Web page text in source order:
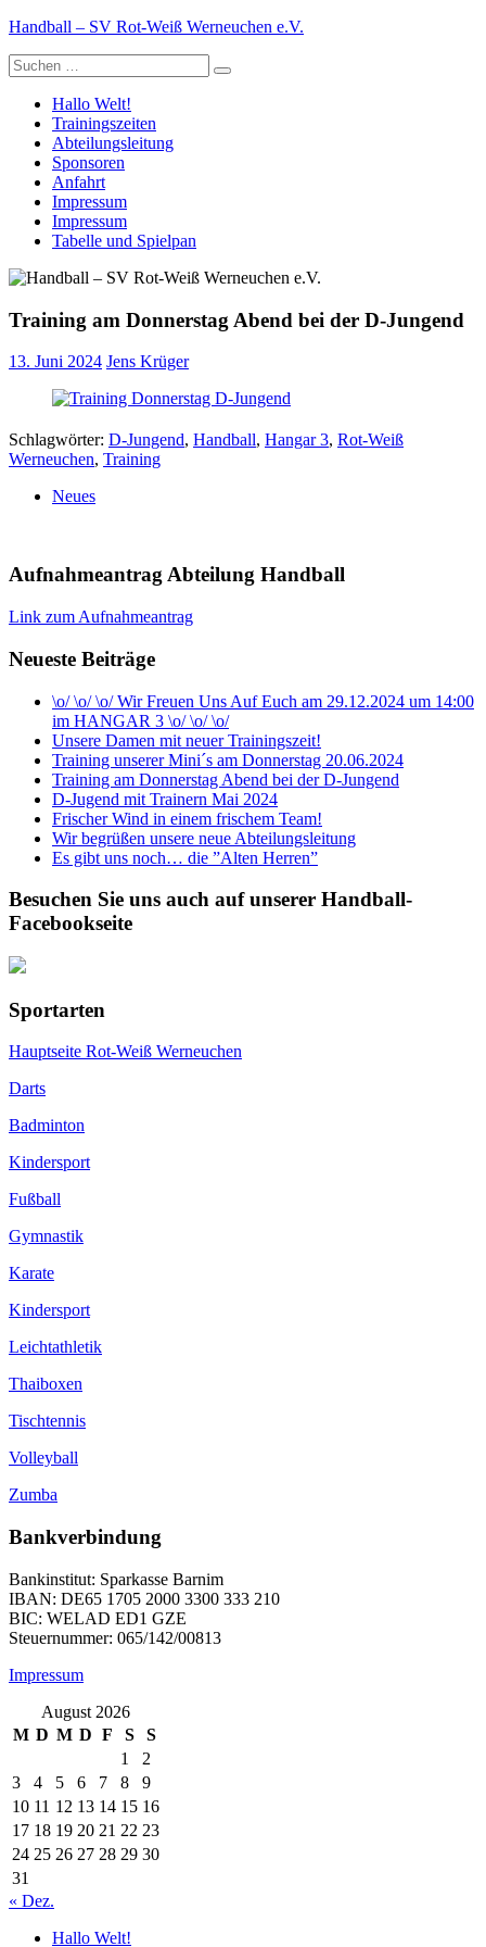
Zum
springen
Handball – SV Rot-Weiß Werneuchen e.V.
Suche
nach:
Hallo Welt!
Trainingszeiten
Abteilungsleitung
Sponsoren
Anfahrt
Impressum
Impressum
Tabelle und Spielpan
Training am Donnerstag Abend bei der D-Jungend
13. Juni 2024 Jens Krüger
Schlagwörter: D-Jungend, Handball, Hangar 3, Rot-Weiß
Werneuchen, Training
Neues
Aufnahmeantrag Abteilung Handball
Link zum Aufnahmeantrag
Neueste Beiträge
\o/ \o/ \o/ Wir Freuen Uns Auf Euch am 29.12.2024 um 14:00
im HANGAR 3 \o/ \o/ \o/
Unsere Damen mit neuer Trainingszeit!
Training unserer Mini´s am Donnerstag 20.06.2024
Training am Donnerstag Abend bei der D-Jungend
D-Jugend mit Trainern Mai 2024
Frischer Wind in einem frischem Team!
Wir begrüßen unsere neue Abteilungsleitung
Es gibt uns noch… die ”Alten Herren”
Besuchen Sie uns auch auf unserer Handball-
Facebookseite
Sportarten
Hauptseite Rot-Weiß Werneuchen
Darts
Badminton
Kindersport
Fußball
Gymnastik
Karate
Kindersport
Leichtathletik
Thaiboxen
Tischtennis
Volleyball
Zumba
Bankverbindung
Bankinstitut: Sparkasse Barnim
IBAN: DE65 1705 2000 3300 333 210
BIC: WELAD ED1 GZE
Steuernummer: 065/142/00813
Impressum
August 2026
M D M D F S
S
1
2
3
4 5 6 7 8
9
10 11 12 13 14 15 16
17 18 19 20 21 22 23
24 25 26 27 28 29 30
31
« Dez.
Hallo Welt!